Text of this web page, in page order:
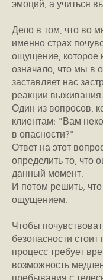
эмоций, а учиться
Дело в том, что во
именно страх
ощущение, которое
означало, что мы в
заставляет нас
реакции выживания.
Один из вопросов,
клиентам: "Вам
в опасности?"
Ответ на этот
определить то, что
данный момент.
И потом решить, что
ощущением.
Чтобы
безопасности стоит
процесс требует
возможность